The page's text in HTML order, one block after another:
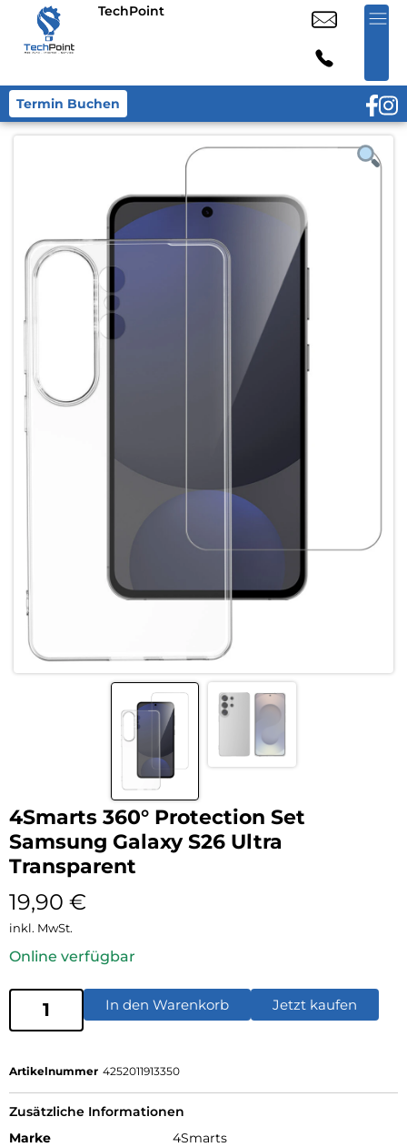
TechPoint
Termin Buchen
4Smarts 360° Protection Set
Samsung Galaxy S26 Ultra
Transparent
19,90 €
inkl. MwSt.
Online verfügbar
In den Warenkorb Jetzt kaufen
Artikelnummer 4252011913350
Zusätzliche Informationen
Marke
4Smarts